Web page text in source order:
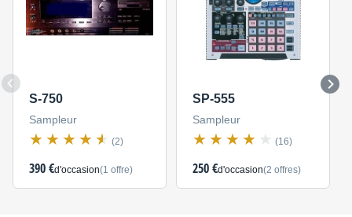
S-750
Sampleur
(2)
390 €d'occasion(1 offre)
SP-555
Sampleur
(16)
250 €d'occasion(2 offres)